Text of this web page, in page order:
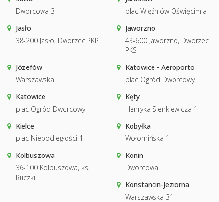
Dworcowa 3
plac Więźniów Oświęcimia
Jasło
38-200 Jasło, Dworzec PKP
Jaworzno
43-600 Jaworzno, Dworzec
PKS
Józefów
Warszawska
Katowice - Aeroporto
plac Ogród Dworcowy
Katowice
plac Ogród Dworcowy
Kęty
Henryka Sienkiewicza 1
Kielce
plac Niepodległości 1
Kobyłka
Wołomińska 1
Kolbuszowa
36-100 Kolbuszowa, ks.
Ruczki
Konin
Dworcowa
Konstancin-Jeziorna
Warszawska 31